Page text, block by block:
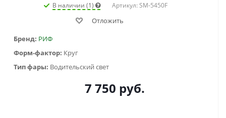
В наличии (1) Артикул: SM-5450F
Отложить
Бренд: РИФ
Форм-фактор: Круг
Тип фары: Водительский свет
7 750 руб.